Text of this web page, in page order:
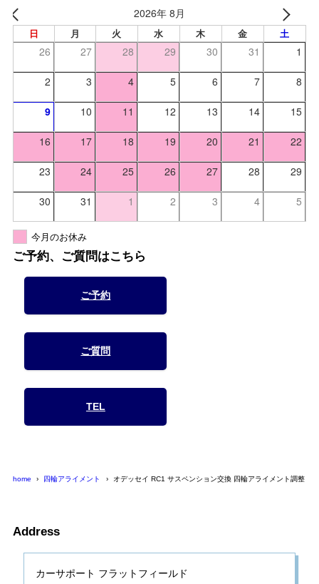
2026年 8月
日 月 火 水 木 金 土
26 27 28 29 30 31 1
2 3 4 5 6 7 8
9 10 11 12 13 14 15
16 17 18 19 20 21 22
23 24 25 26 27 28 29
30 31 1 2 3 4 5
今月のお休み
ご予約、ご質問はこちら
ご予約
ご質問
TEL
home 四輪アライメント オデッセイ RC1 サスペンション交換 四輪アライメント調整
Address
カーサポート フラットフィールド